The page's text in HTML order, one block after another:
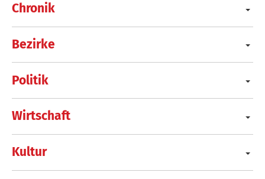
Chronik
Bezirke
Politik
Wirtschaft
Kultur